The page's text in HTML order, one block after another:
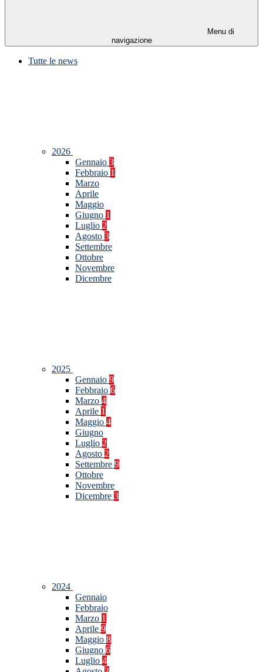
Menu di
navigazione
Tutte le news
2026
Gennaio 3
Febbraio 1
Marzo
Aprile
Maggio
Giugno 1
Luglio 2
Agosto 3
Settembre
Ottobre
Novembre
Dicembre
2025
Gennaio 9
Febbraio 6
Marzo 4
Aprile 1
Maggio 4
Giugno
Luglio 2
Agosto 2
Settembre 9
Ottobre
Novembre
Dicembre 3
2024
Gennaio
Febbraio
Marzo 1
Aprile 9
Maggio 8
Giugno 6
Luglio 4